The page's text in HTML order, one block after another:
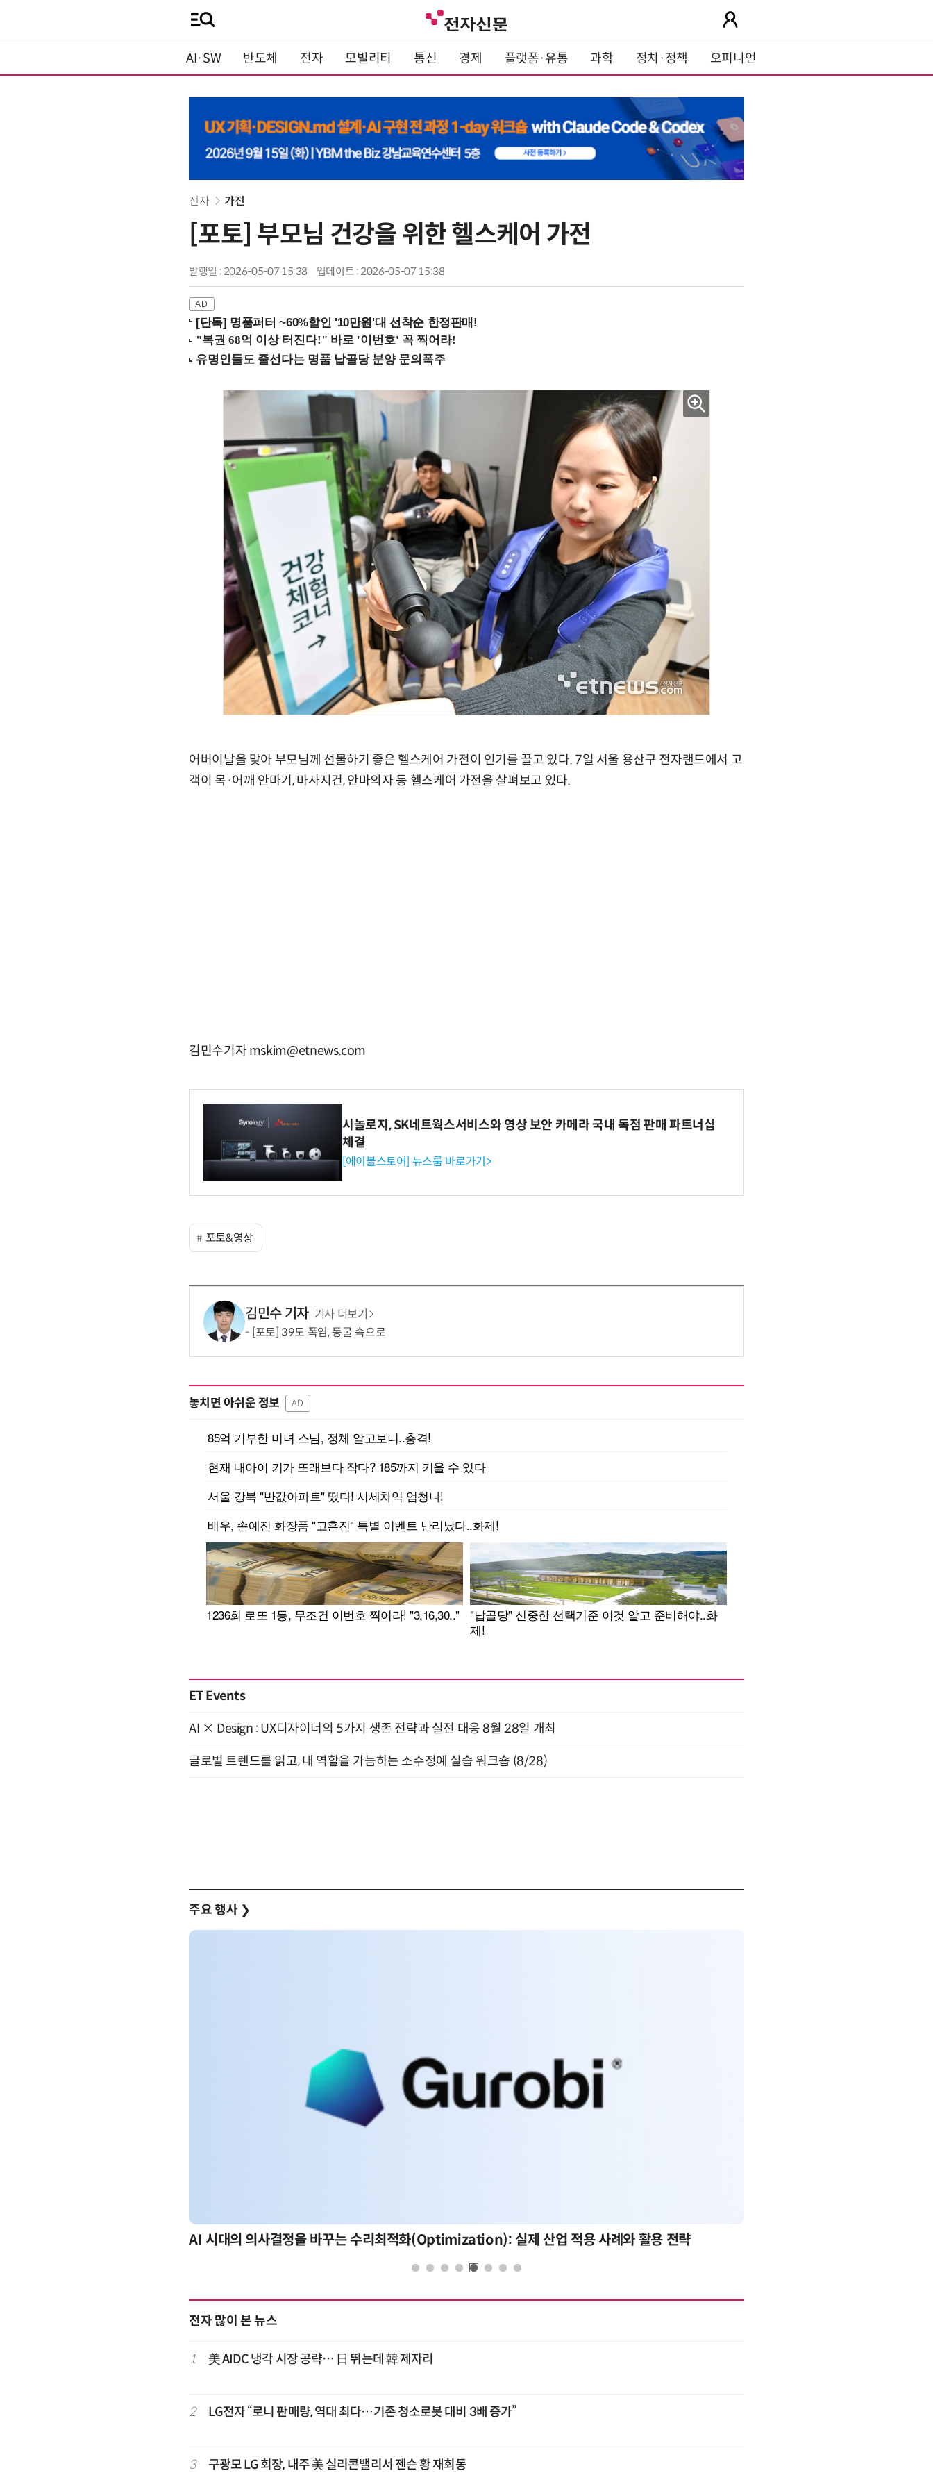
AI·SW 반도체 전자 모빌리티 통신 경제 플랫폼·유통 과학 정치·정책 오피니언
전자 가전
[포토] 부모님 건강을 위한 헬스케어 가전
발행일 : 2026-05-07 15:38 업데이트 : 2026-05-07 15:38
[단독] 명품퍼터 ~60%할인 '10만원'대 선착순 한정판매!
어버이날을 맞아 부모님께 선물하기 좋은 헬스케어 가전이 인기를 끌고 있다. 7일 서울 용산구 전자랜드에서 고
객이 목·어깨 안마기, 마사지건, 안마의자 등 헬스케어 가전을 살펴보고 있다.
김민수기자 mskim@etnews.com
시놀로지, SK네트웍스서비스와 영상 보안 카메라 국내 독점 판매 파트너십
체결
[에이블스토어] 뉴스룸 바로가기>
포토&영상
김민수 기자 기사 더보기
[포토] 39도 폭염, 동굴 속으로
놓치면 아쉬운 정보 AD
ET Events
AI × Design : UX디자이너의 5가지 생존 전략과 실전 대응 8월 28일 개최
글로벌 트렌드를 읽고, 내 역할을 가늠하는 소수정예 실습 워크숍 (8/28)
주요 행사 ❯
AI 시대의 의사결정을 바꾸는 수리최적화(Optimization): 실제 산업 적용 사례와 활용 전략
전자 많이 본 뉴스
1 美 AIDC 냉각 시장 공략… 日 뛰는데 韓 제자리
2 LG전자 “로니 판매량, 역대 최다…기존 청소로봇 대비 3배 증가”
3 구광모 LG 회장, 내주 美 실리콘밸리서 젠슨 황 재회동